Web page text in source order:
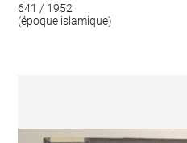
641 / 1952
(époque islamique)